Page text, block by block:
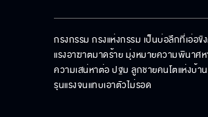
กรงกรรม กรงแห่งกรรม เป็นบ่อลึกที่เอ่อ
แรงอาฆาตมาดร้าย มุ่งหมายความพินาศ
ความเสน่หาต่อ ปฐม ลูกชายคนโตแห่งบ้าน
รุนแรงจนแทบเอาตัวไม่รอด